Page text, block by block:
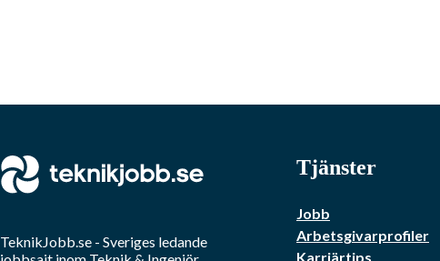
TeknikJobb.se - Sveriges ledande
Tjänster
Jobb
Arbetsgivarprofiler
Karriärtips